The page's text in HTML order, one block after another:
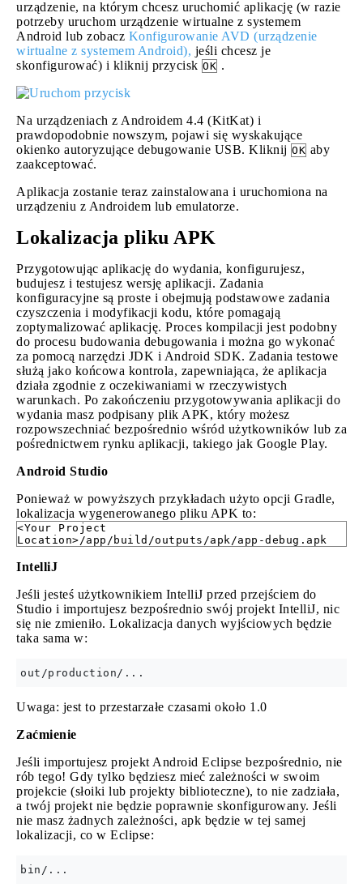
urządzenie, na którym chcesz uruchomić aplikację (w razie
potrzeby uruchom urządzenie wirtualne z systemem
Android lub zobacz Konfigurowanie AVD (urządzenie
wirtualne z systemem Android), jeśli chcesz je
skonfigurować) i kliknij przycisk OK .
Na urządzeniach z Androidem 4.4 (KitKat) i
prawdopodobnie nowszym, pojawi się wyskakujące
okienko autoryzujące debugowanie USB. Kliknij OK aby
zaakceptować.
Aplikacja zostanie teraz zainstalowana i uruchomiona na
urządzeniu z Androidem lub emulatorze.
Lokalizacja pliku APK
Przygotowując aplikację do wydania, konfigurujesz,
budujesz i testujesz wersję aplikacji. Zadania
konfiguracyjne są proste i obejmują podstawowe zadania
czyszczenia i modyfikacji kodu, które pomagają
zoptymalizować aplikację. Proces kompilacji jest podobny
do procesu budowania debugowania i można go wykonać
za pomocą narzędzi JDK i Android SDK. Zadania testowe
służą jako końcowa kontrola, zapewniająca, że aplikacja
działa zgodnie z oczekiwaniami w rzeczywistych
warunkach. Po zakończeniu przygotowywania aplikacji do
wydania masz podpisany plik APK, który możesz
rozpowszechniać bezpośrednio wśród użytkowników lub za
pośrednictwem rynku aplikacji, takiego jak Google Play.
Android Studio
Ponieważ w powyższych przykładach użyto opcji Gradle,
lokalizacja wygenerowanego pliku APK to:
<Your Project
Location>/app/build/outputs/apk/app-debug.apk
IntelliJ
Jeśli jesteś użytkownikiem IntelliJ przed przejściem do
Studio i importujesz bezpośrednio swój projekt IntelliJ, nic
się nie zmieniło. Lokalizacja danych wyjściowych będzie
taka sama w:
Uwaga: jest to przestarzałe czasami około 1.0
Zaćmienie
Jeśli importujesz projekt Android Eclipse bezpośrednio, nie
rób tego! Gdy tylko będziesz mieć zależności w swoim
projekcie (słoiki lub projekty biblioteczne), to nie zadziała,
a twój projekt nie będzie poprawnie skonfigurowany. Jeśli
nie masz żadnych zależności, apk będzie w tej samej
lokalizacji, co w Eclipse: